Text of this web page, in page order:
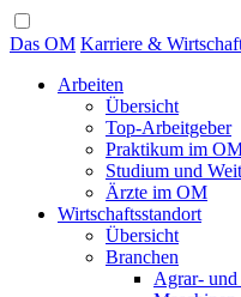
Das OM Karriere &
Arbeiten
Übersicht
Top-Arbeitgeber
Praktikum im
Studium und
Ärzte im OM
Wirtschaftsstandort
Übersicht
Branchen
Agrar-